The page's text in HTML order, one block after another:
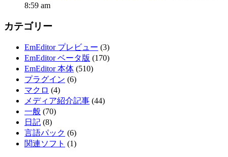
8:59 am
カテゴリー
EmEditor プレビュー (3)
EmEditor ベータ版 (170)
EmEditor 本体 (510)
プラグイン (6)
マクロ (4)
メディア紹介記事 (44)
一般 (70)
日記 (8)
言語パック (6)
関連ソフト (1)